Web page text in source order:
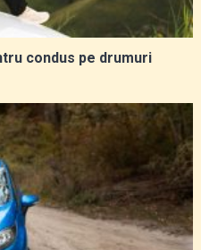
condus pe drumuri